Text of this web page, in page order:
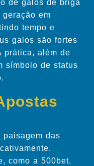
de galos de briga
em
tempo e
galos são fortes
prática, além de
símbolo de status
das
como a 500bet,